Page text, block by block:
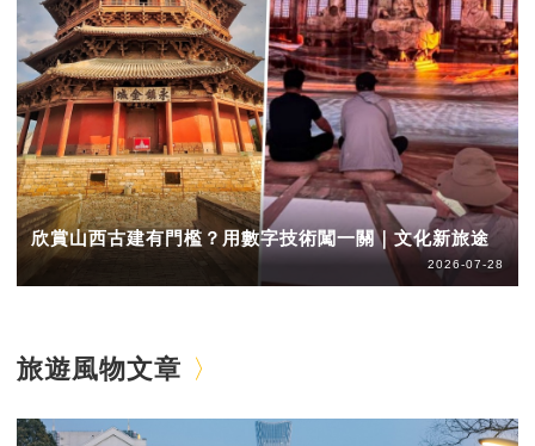
欣賞山西古建有門檻？用數字技術闖一關｜文化新旅途
2026-07-28
旅遊風物文章